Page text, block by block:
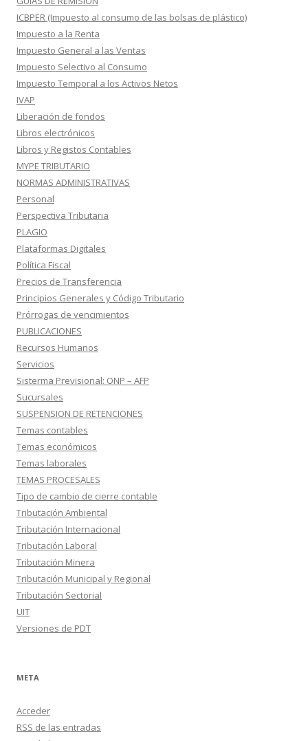
ICBPER (Impuesto al consumo de las bolsas de plástico)
Impuesto a la Renta
Impuesto General a las Ventas
Impuesto Selectivo al Consumo
Impuesto Temporal a los Activos Netos
IVAP
Liberación de fondos
Libros electrónicos
Libros y Registos Contables
MYPE TRIBUTARIO
NORMAS ADMINISTRATIVAS
Personal
Perspectiva Tributaria
PLAGIO
Plataformas Digitales
Política Fiscal
Precios de Transferencia
Principios Generales y Código Tributario
Prórrogas de vencimientos
PUBLICACIONES
Recursos Humanos
Servicios
Sisterma Previsional: ONP – AFP
Sucursales
SUSPENSION DE RETENCIONES
Temas contables
Temas económicos
Temas laborales
TEMAS PROCESALES
Tipo de cambio de cierre contable
Tributación Ambiental
Tributación Internacional
Tributación Laboral
Tributación Minera
Tributación Municipal y Regional
Tributación Sectorial
UIT
Versiones de PDT
META
Acceder
RSS de las entradas